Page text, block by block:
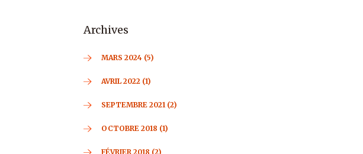
Archives
MARS 2024 (5)
AVRIL 2022 (1)
SEPTEMBRE 2021 (2)
OCTOBRE 2018 (1)
FÉVRIER 2018 (2)